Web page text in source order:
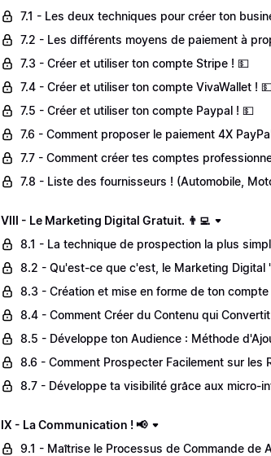
7.1 - Les deux techniques pour créer ton
7.2 - Les différents moyens de paiement à
7.3 - Créer et utiliser ton compte Stripe ! 💵
7.4 - Créer et utiliser ton compte VivaWallet !
7.5 - Créer et utiliser ton compte Paypal ! 💵
7.6 - Comment proposer le paiement 4X
7.7 - Comment créer tes comptes
7.8 - Liste des fournisseurs ! (Automobile,
VIII - Le Marketing Digital Gratuit. 👨‍💻
8.1 - La technique de prospection la plus
8.2 - Qu'est-ce que c'est, le Marketing Digital
8.3 - Création et mise en forme de ton
8.4 - Comment Créer du Contenu qui
8.5 - Développe ton Audience : Méthode
8.6 - Comment Prospecter Facilement sur les
8.7 - Développe ta visibilité grâce aux micro-
IX - La Communication ! 📢
9.1 - Maîtrise le Processus de Commande de